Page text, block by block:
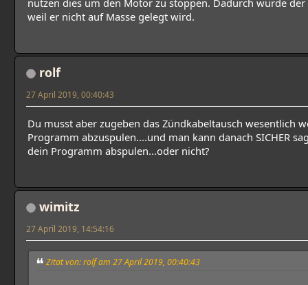
nutzen dies um den Motor zu stoppen. Dadurch würde
weil er nicht auf Masse gelegt wird.
rolf
27 April 2019, 00:40:43
Du musst aber zugeben das Zündkabeltausch wesentlich
Programm abzuspulen....und man kann danach SICHER
dein Programm abspulen...oder nicht?
wimitz
27 April 2019, 14:54:16
Zitat von: rolf am 27 April 2019, 00:40:43